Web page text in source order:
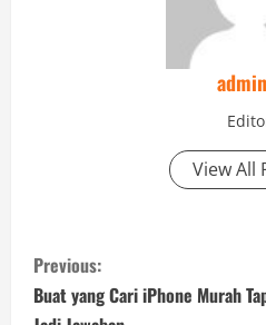
View All
C
o
Previous:
Buat yang Cari iPhone Murah